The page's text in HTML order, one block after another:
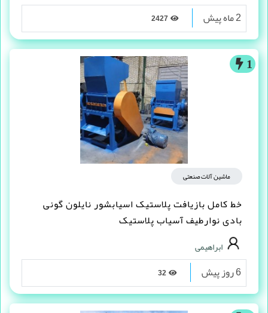
2 ماه پیش
1
ماشین آلات صنعتی
خط کامل بازیافت پلاستیک اسیابشور نایلون گونی
بادی نوارطیف آسیاب پلاستیک
ابراهیمی
6 روز پیش